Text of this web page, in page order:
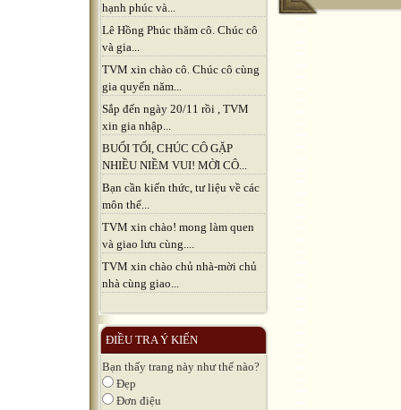
hạnh phúc và...
Lê Hồng Phúc thăm cô. Chúc cô
và gia...
TVM xin chào cô. Chúc cô cùng
gia quyến năm...
Sắp đến ngày 20/11 rồi , TVM
xin gia nhập...
BUỔI TỐI, CHÚC CÔ GẶP
NHIỀU NIỀM VUI! MỜI CÔ...
Bạn cần kiến thức, tư liệu về các
môn thể...
TVM xin chào! mong làm quen
và giao lưu cùng....
TVM xin chào chủ nhà-mời chủ
nhà cùng giao...
ĐIỀU TRA Ý KIẾN
Bạn thấy trang này như thế nào?
Đẹp
Đơn điệu